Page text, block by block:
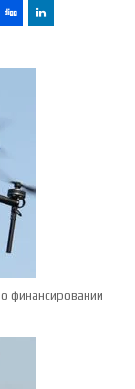
финансировании